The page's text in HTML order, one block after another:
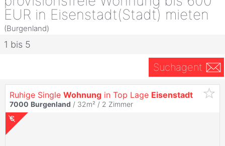
EUR in Eisenstadt(Stadt) mieten
(Burgenland)
1 bis 5
Suchagent
Ruhige Single Wohnung in Top Lage Eisenstadt
7000 Burgenland / 32m² / 2 Zimmer